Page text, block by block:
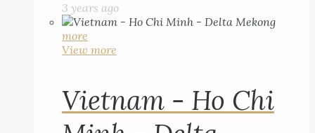
3 years ago
more
View more
Vietnam - Ho Chi